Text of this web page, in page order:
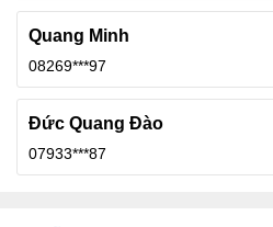
Quang Minh
08269***97
Đức Quang Đào
07933***87